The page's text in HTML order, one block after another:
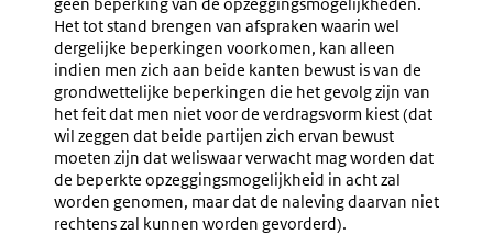
Het tot stand brengen van afspraken waarin wel
dergelijke beperkingen voorkomen, kan alleen
indien men zich aan beide kanten bewust is van de
grondwettelijke beperkingen die het gevolg zijn van
het feit dat men niet voor de verdragsvorm kiest (dat
wil zeggen dat beide partijen zich ervan bewust
moeten zijn dat weliswaar verwacht mag worden dat
de beperkte opzeggingsmogelijkheid in acht zal
worden genomen, maar dat de naleving daarvan niet
rechtens zal kunnen worden gevorderd).